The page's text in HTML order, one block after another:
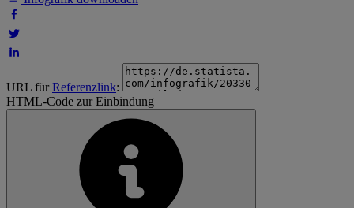
URL fürReferenzlink:
HTML-Code zur Einbindung